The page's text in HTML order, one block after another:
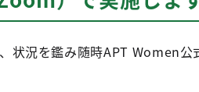
状況を鑑み随時APT Women